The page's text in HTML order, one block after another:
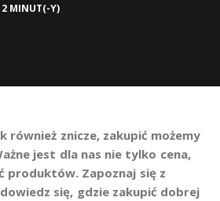
2 MINUT(-Y)
również znicze, zakupić możemy
jest dla nas nie tylko cena,
produktów. Zapoznaj się z
się, gdzie zakupić dobrej